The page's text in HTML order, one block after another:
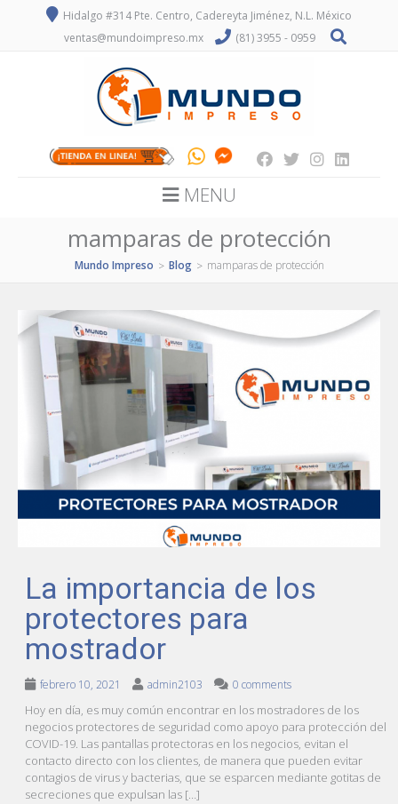
Hidalgo #314 Pte. Centro, Cadereyta Jiménez, N.L. México
ventas@mundoimpreso.mx
(81) 3955 - 0959
MENU
mamparas de protección
Mundo Impreso > Blog > mamparas de protección
La importancia de los
protectores para
mostrador
febrero 10, 2021 admin2103 0 comments
Hoy en día, es muy común encontrar en los mostradores de los
negocios protectores de seguridad como apoyo para protección del
COVID-19. Las pantallas protectoras en los negocios, evitan el
contacto directo con los clientes, de manera que pueden evitar
contagios de virus y bacterias, que se esparcen mediante gotitas de
secreciones que expulsan las […]